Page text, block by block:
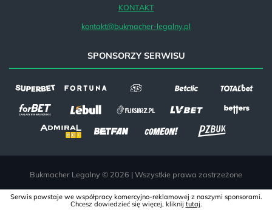
KONTAKT
kontakt@bukmacher-legalny.pl
SPONSORZY SERWISU
Bukmacher Legalny © 2026 | Wszystkie prawa zastrzeżone
Serwis powstaje we współpracy komercyjno-reklamowej z naszymi sponsorami.
Chcesz dowiedzieć się więcej, kliknij tutaj.